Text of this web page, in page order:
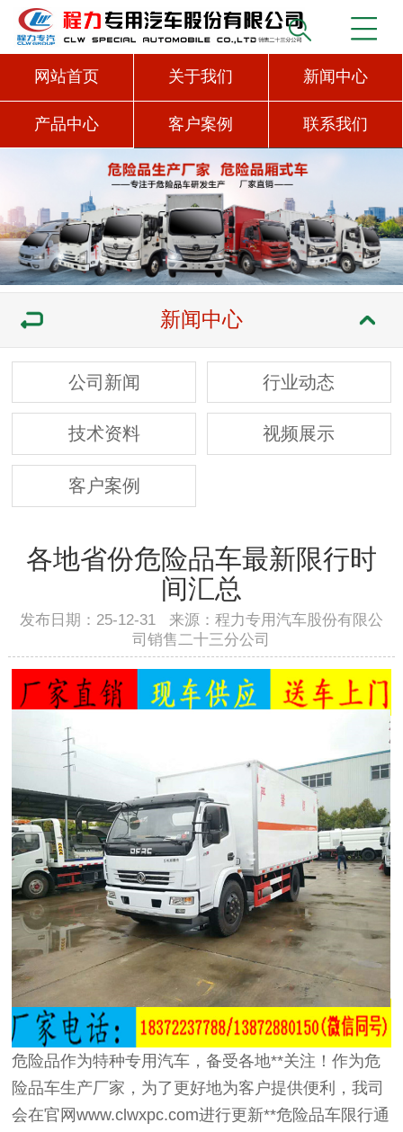
网站首页 关于我们 新闻中心
产品中心 客户案例 联系我们
新闻中心
公司新闻 行业动态
技术资料 视频展示
客户案例
各地省份危险品车最新限行时
间汇总
发布日期：25-12-31 来源：程力专用汽车股份有限公
司销售二十三分公司
危险品作为特种专用汽车，备受各地**关注！作为危
险品车生产厂家，为了更好地为客户提供便利，我司
会在官网www.clwxpc.com进行更新**危险品车限行通